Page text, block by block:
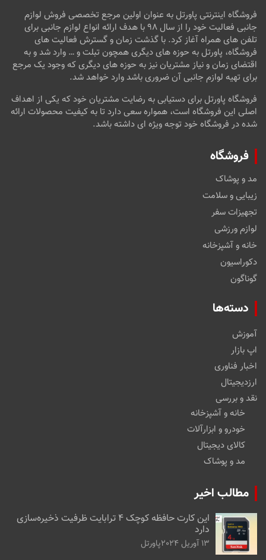
فروشگاه اینترنتی پاورتل به عنوان اولین مرجع تخصصی فروش لوازم
جانبی فعالیت خود را از سال ۹۸ با هدف ارائه انواع لوازم جانبی برای
تلفن های همراه آغاز کرد. با گذشت زمان و گسترش فعالیت های
فروشگاه، پاورتل به حوزه های دیگری همچون تبلت و … وارد شد و به
اقتضای زمان و نیاز مشتریان نیز به حوزه های دیگری که وجود یک مرجع
برای تهیه لوازم جانبی آن ضروری باشد وارد خواهد شد.
فروشگاه پاورتل برای دستیابی به رضایت مشتریان خود که یکی از اهداف
اصلی این فروشگاه است، همواره سعی دارد تا به کیفیت محصولات ارائه
شده در فروشگاه خود توجه ویژه ای داشته باشد.
فروشگاه
مد و پوشاک
زیبایی و سلامت
تجهیزات سفر
لوازم ورزشی
خانه و آشپزخانه
دکوراسیون
گوناگون
دسته‌ها
آموزش
اپ بازار
اخبار فناوری
ارزدیجیتال
نقد و بررسی
خانه و آشپزخانه
خودرو و ابزارآلات
کالای دیجیتال
مد و پوشاک
مطالب اخیر
این کارت حافظه کوچک ۴ ترابایت ظرفیت ذخیره‌سازی
دارد
13 آوریل 2024 پاورتل